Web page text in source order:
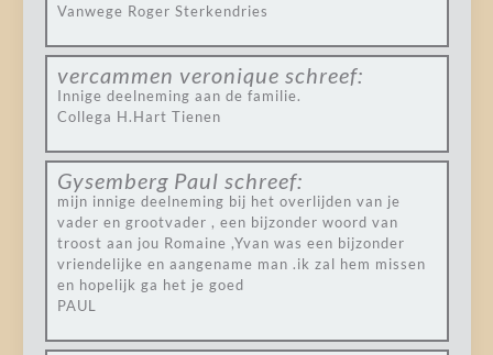
Vanwege Roger Sterkendries
vercammen veronique schreef:
Innige deelneming aan de familie.
Collega H.Hart Tienen
Gysemberg Paul schreef:
mijn innige deelneming bij het overlijden van je
vader en grootvader , een bijzonder woord van
troost aan jou Romaine ,Yvan was een bijzonder
vriendelijke en aangename man .ik zal hem missen
en hopelijk ga het je goed
PAUL